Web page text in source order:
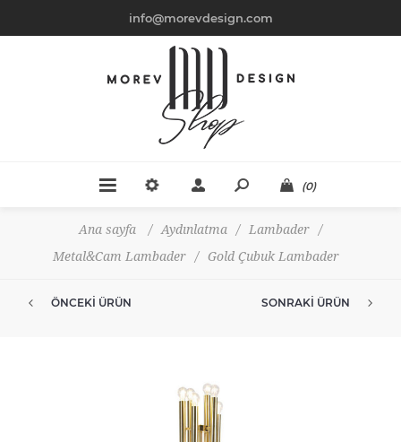
info@morevdesign.com
(0)
Ana sayfa / Aydınlatma / Lambader
/
Metal&Cam Lambader
/ Gold Çubuk Lambader
ÖNCEKI ÜRÜN SONRAKI ÜRÜN